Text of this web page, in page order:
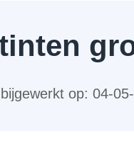
op: 04-